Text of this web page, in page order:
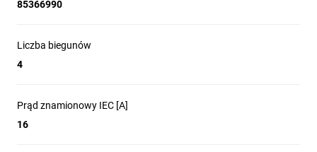
85366990
Liczba biegunów
4
Prąd znamionowy IEC [A]
16